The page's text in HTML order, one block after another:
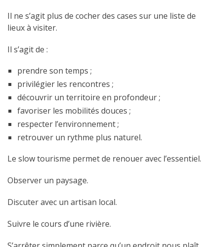
Il ne s’agit plus de cocher des cases sur une liste de
lieux à visiter.
Il s’agit de :
prendre son temps ;
privilégier les rencontres ;
découvrir un territoire en profondeur ;
favoriser les mobilités douces ;
respecter l’environnement ;
retrouver un rythme plus naturel.
Le slow tourisme permet de renouer avec l’essentiel.
Observer un paysage.
Discuter avec un artisan local.
Suivre le cours d’une rivière.